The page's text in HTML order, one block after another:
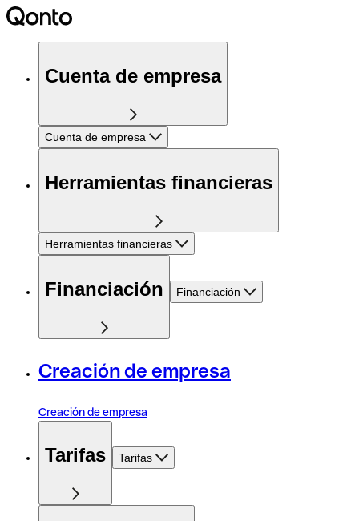
Cuenta de empresa
Cuenta de empresa
Herramientas financieras
Herramientas financieras
Financiación Financiación
Creación de empresa
Creación de empresa
Tarifas Tarifas